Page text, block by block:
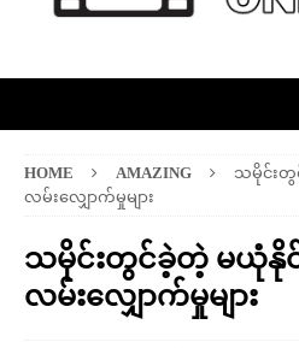
HOME AMAZING
သမိုင်းတွ
လမ်းလျှောက်မှုများ
သမိုင်းတွင်ခဲ့တဲ့ မယုံနိုင်
လမ်းလျှောက်မှုများ